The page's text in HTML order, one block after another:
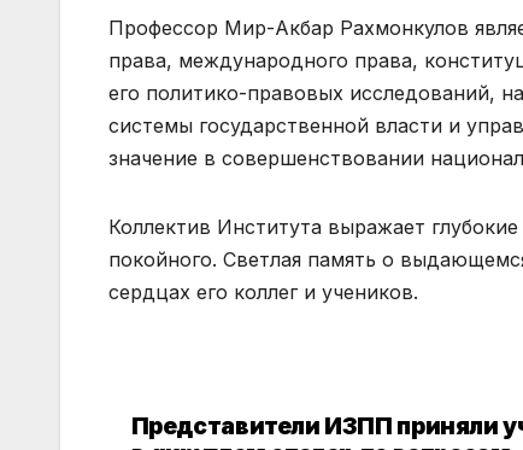
Профессор Мир-Акбар Рахмонкулов
права, международного права,
его политико-правовых исследований,
системы государственной власти и
значение в совершенствовании
Коллектив Института выражает
покойного. Светлая память о
сердцах его коллег и учеников.
Навигация
Представители ИЗПП приняли